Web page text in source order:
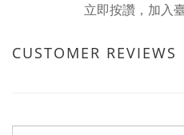
立即按讚，加入
CUSTOMER REVIEWS